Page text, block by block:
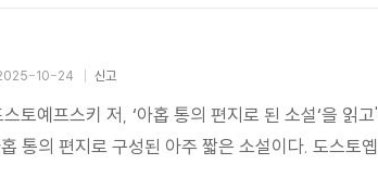
10-24 신고
토예프스키 저, ‘아홉 통의 편지로 된 소설‘을
통의 편지로 구성된 아주 짧은 소설이다. 도스